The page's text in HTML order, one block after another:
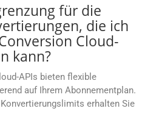
für die
die ich
Cloud-
kann?
APIs bieten flexible
auf Ihrem Abonnementplan.
erhalten Sie